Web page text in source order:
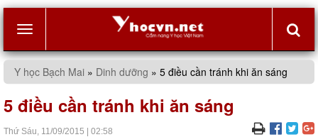
navigation
Y học Bạch Mai » Dinh dưỡng » 5 điều cần tránh khi ăn sáng
5 điều cần tránh khi ăn sáng
Thứ Sáu, 11/09/2015 02:58